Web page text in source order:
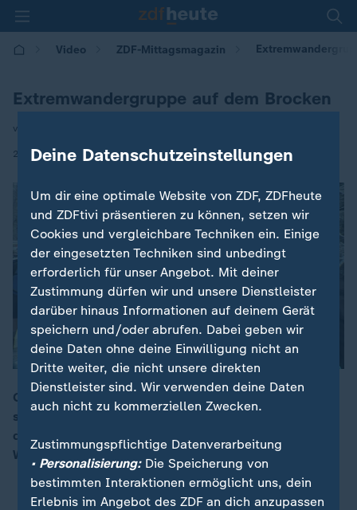
Video ZDF-Mittagsmagazin
Extremwandergruppe auf dem Brocken
von Natalie Wollmann
27.01.2026 | 12:00
Glätte, Nässe und eisiger Wind machen vielen zu
schaffen. Doch am Brocken suchen manche genau
das: Leicht bekleidete Wanderer trotzen dem
Winterwetter.
Deine Datenschutzeinstellungen
Um dir eine optimale Website von ZDF, ZDFheute
und ZDFtivi präsentieren zu können, setzen wir
Cookies und vergleichbare Techniken ein. Einige
der eingesetzten Techniken sind unbedingt
erforderlich für unser Angebot. Mit deiner
Zustimmung dürfen wir und unsere Dienstleister
darüber hinaus Informationen auf deinem Gerät
speichern und/oder abrufen. Dabei geben wir
deine Daten ohne deine Einwilligung nicht an
Dritte weiter, die nicht unsere direkten
Dienstleister sind. Wir verwenden deine Daten
auch nicht zu kommerziellen Zwecken.
Zustimmungspflichtige Datenverarbeitung
• Personalisierung:Die Speicherung von
bestimmten Interaktionen ermöglicht uns, dein
Erlebnis im Angebot des ZDF an dich anzupassen